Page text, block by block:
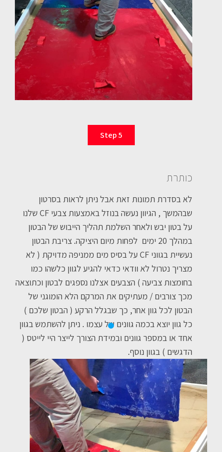
Step 5
כותרת
לא בסדרת תמונות זאת אבל ניתן לראות בסרטון
שבהמשך , הגיוון נעשה בנוזל באמצעות צבעי CF שלנו
על בטון יבש ולאחר השלמת תהליך הייבוש של הבטון
במהלך 20 ימים לפחות מיום היציקה. צריבת הבטון
נעשיית בגווני CF על בסיס מים ממניפה מדויקת ( לא
מצריך נטרול לא וודאי כדאי להגיע לגוון כלשהו כמו
בחומצות צביעה ) הצבעים אצלנו נספגים לבטון וכתוצאה
מכך צורבים / מעתיקים את המרקם הלא הומוגני של
הבטון לכל גוון אחר, כך שבגלל הרקע ( הבטון שלכם )
כל גוון יוצא בכמה גוונים של עצמו . ניתן להשתמש בגוון
אחד או במספר גוונים ובמידת הצורך לייצר היי לייטס (
הדגשים ) בגוון נוסף.